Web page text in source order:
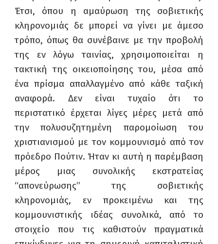
Έτσι, όπου η αμαύρωση της σοβιετικής
κληρονομιάς δε μπορεί να γίνει με άμεσο
τρόπο, όπως θα συνέβαινε με την προβολή
της εν λόγω ταινίας, χρησιμοποιείται η
τακτική της οικειοποίησης του, μέσα από
ένα πρίσμα απαλλαγμένο από κάθε ταξική
αναφορά. Δεν είναι τυχαίο ότι το
περιστατικό έρχεται λίγες μέρες μετά από
την πολυσυζητημένη παρομοίωση του
χριστιανισμού με τον κομμουνισμό από τον
πρόεδρο Πούτιν. Ήταν κι αυτή η παρέμβαση
μέρος μιας συνολικής εκστρατείας
“απονεύρωσης” της σοβιετικής
κληρονομιάς, εν προκειμένω και της
κομμουνιστικής ιδέας συνολικά, από το
στοιχείο που τις καθιστούν πραγματικά